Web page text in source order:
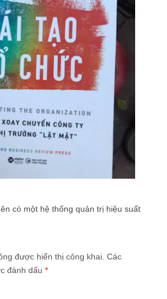
có một hệ thống quản trị hiệu suất
được hiển thị công khai. Các
đánh dấu *